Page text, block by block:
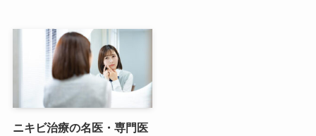
ニキビ治療の名医・専門医